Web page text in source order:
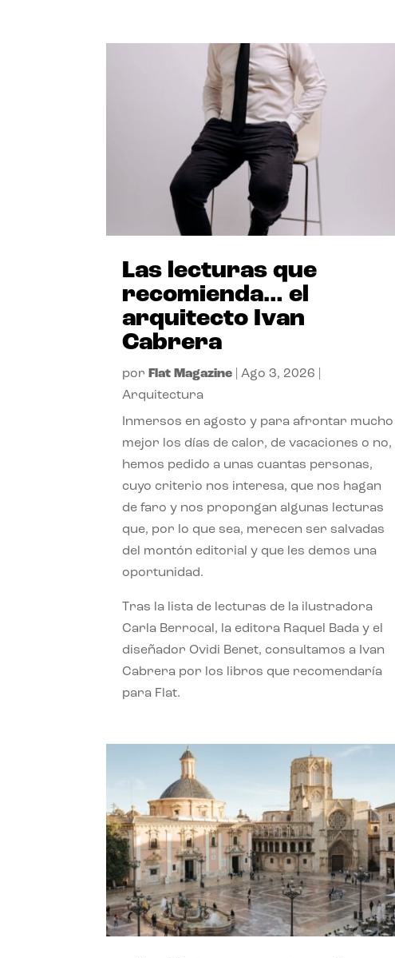
Las lecturas que
recomienda… el
arquitecto Ivan
Cabrera
por Flat Magazine |Ago 3, 2026
Arquitectura
Inmersos en agosto y para afrontar mucho
mejor los días de calor, de vacaciones o no,
hemos pedido a unas cuantas personas,
cuyo criterio nos interesa, que nos hagan
de faro y nos propongan algunas lecturas
que, por lo que sea, merecen ser salvadas
del montón editorial y que les demos una
oportunidad.
Tras la lista de lecturas de la ilustradora
Carla Berrocal, la editora Raquel Bada y el
diseñador Ovidi Benet, consultamos a Ivan
Cabrera por los libros que recomendaría
para Flat.